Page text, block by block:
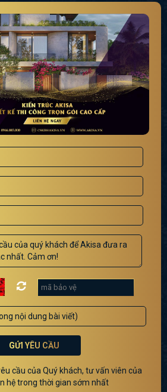
GỬI YÊU CẦU
cầu của Quý khách, tư vấn viên của
hệ trong thời gian sớm nhất